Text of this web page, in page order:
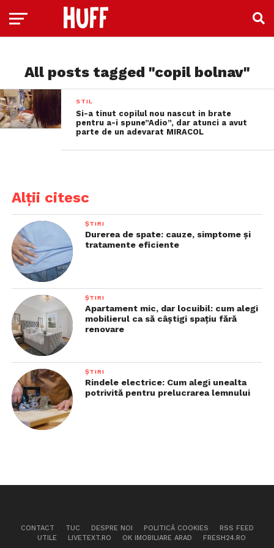
All posts tagged "copil bolnav"
STIL
Si-a tinut copilul nou nascut in brate
pentru a-i spune”Adio”, dar atunci a avut
parte de un adevarat MIRACOL
Alții citesc
ȘTIRI
Durerea de spate: cauze, simptome și
tratamente eficiente
ȘTIRI
Apartament mic, dar locuibil: cum alegi
mobilierul ca să câștigi spațiu fără
renovare
ȘTIRI
Rindele electrice: Cum alegi unealta
potrivită pentru prelucrarea lemnului
CONTACT TUC DESPRE NOI POLITICĂ COOKIES
RSS FEED
UTILE
LIVETEXT.RO OK IMOBILIARE ARAD FRESH24.RO